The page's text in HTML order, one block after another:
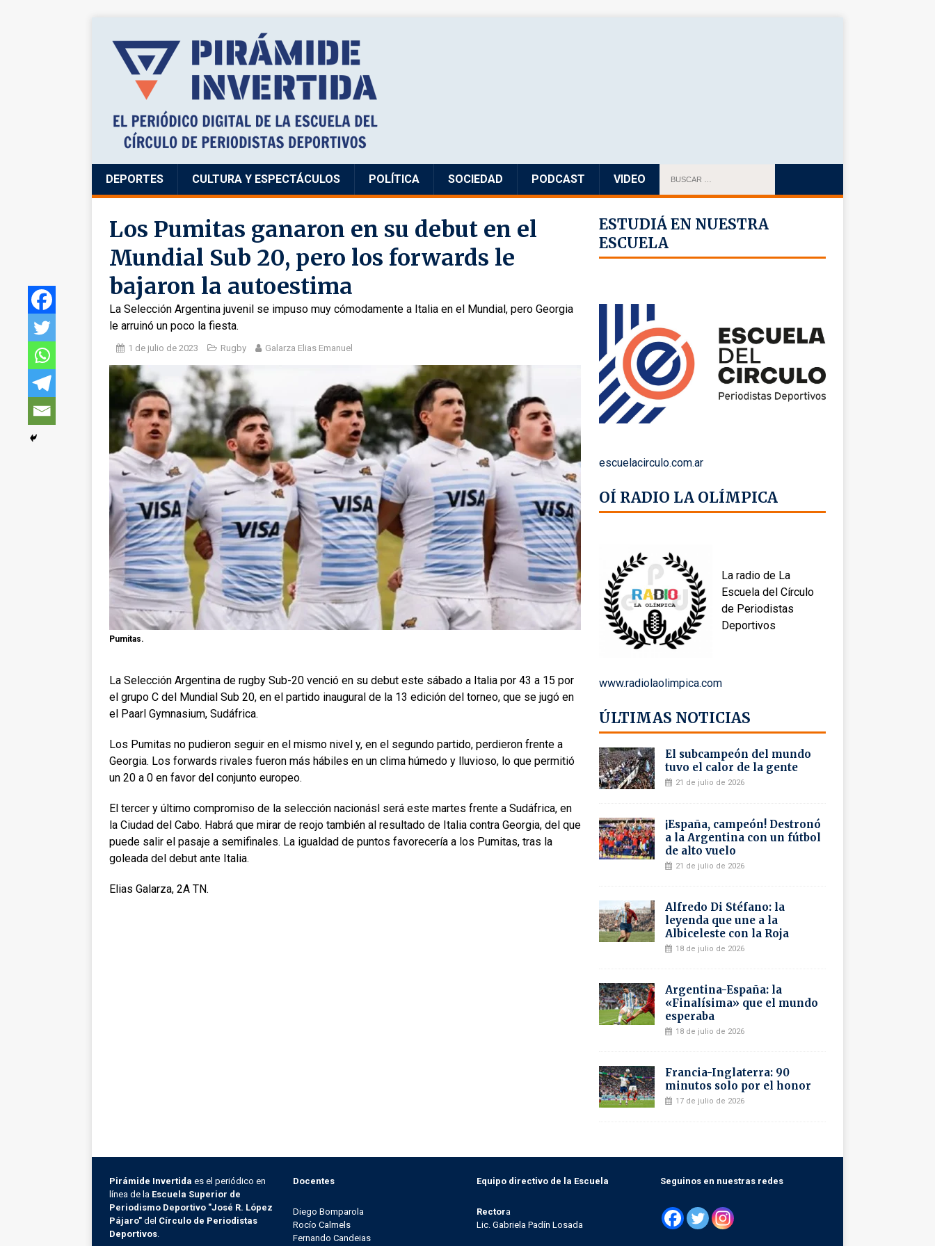
DEPORTES CULTURA Y ESPECTÁCULOS POLÍTICA SOCIEDAD PODCAST VIDEO
Los Pumitas ganaron en su debut en el
Mundial Sub 20, pero los forwards le
bajaron la autoestima
La Selección Argentina juvenil se impuso muy cómodamente a Italia en el Mundial, pero Georgia
le arruinó un poco la fiesta.
1 de julio de 2023 Rugby Galarza Elias Emanuel
Pumitas.
La Selección Argentina de rugby Sub-20 venció en su debut este sábado a Italia por 43 a 15 por
el grupo C del Mundial Sub 20, en el partido inaugural de la 13 edición del torneo, que se jugó en
el Paarl Gymnasium, Sudáfrica.
Los Pumitas no pudieron seguir en el mismo nivel y, en el segundo partido, perdieron frente a
Georgia. Los forwards rivales fueron más hábiles en un clima húmedo y lluvioso, lo que permitió
un 20 a 0 en favor del conjunto europeo.
El tercer y último compromiso de la selección nacionásl será este martes frente a Sudáfrica, en
la Ciudad del Cabo. Habrá que mirar de reojo también al resultado de Italia contra Georgia, del que
puede salir el pasaje a semifinales. La igualdad de puntos favorecería a los Pumitas, tras la
goleada del debut ante Italia.
Elias Galarza, 2A TN.
ESTUDIÁ EN NUESTRA
ESCUELA
escuelacirculo.com.ar
OÍ RADIO LA OLÍMPICA
La radio de La
Escuela del Círculo
de Periodistas
Deportivos
www.radiolaolimpica.com
ÚLTIMAS NOTICIAS
El subcampeón del mundo
tuvo el calor de la gente
21 de julio de 2026
¡España, campeón! Destronó
a la Argentina con un fútbol
de alto vuelo
21 de julio de 2026
Alfredo Di Stéfano: la
leyenda que une a la
Albiceleste con la Roja
18 de julio de 2026
Argentina-España: la
«Finalísima» que el mundo
esperaba
18 de julio de 2026
Francia-Inglaterra: 90
minutos solo por el honor
17 de julio de 2026
Pirámide Invertida es el periódico en
línea de la Escuela Superior de
Periodismo Deportivo "José R. López
Pájaro" del Círculo de Periodistas
Deportivos
Docentes
Diego Bomparola
Rocío Calmels
Fernando Candeias
Equipo directivo de la Escuela
Rectora
Lic. Gabriela Padín Losada
Seguinos en nuestras redes